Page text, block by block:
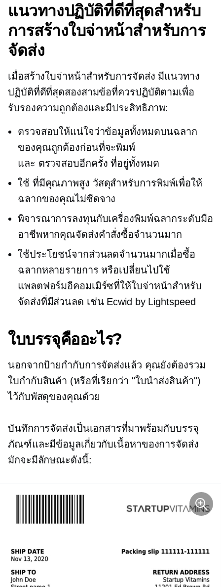
แนวทางปฏิบัติที่ดีที่สุดสำหรับ
การสร้างใบจ่าหน้าสำหรับการ
จัดส่ง
เมื่อสร้างใบจ่าหน้าสำหรับการจัดส่ง มีแนวทาง
ปฏิบัติที่ดีที่สุดสองสามข้อที่ควรปฏิบัติตามเพื่อ
รับรองความถูกต้องและมีประสิทธิภาพ:
ตรวจสอบให้แน่ใจว่าข้อมูลทั้งหมดบนฉลาก
ของคุณถูกต้องก่อนที่จะพิมพ์
และ ตรวจสอบอีกครั้ง ที่อยู่ทั้งหมด
ใช้ ที่มีคุณภาพสูง วัสดุสำหรับการพิมพ์เพื่อให้
ฉลากของคุณไม่ซีดจาง
พิจารณาการลงทุนกับเครื่องพิมพ์ฉลากระดับมือ
อาชีพหากคุณจัดส่งคำสั่งซื้อจำนวนมาก
ใช้ประโยชน์จากส่วนลดจำนวนมากเมื่อซื้อ
ฉลากหลายรายการ หรือเปลี่ยนไปใช้
แพลตฟอร์มอีคอมเมิร์ซที่ให้ใบจ่าหน้าสำหรับ
จัดส่งที่มีส่วนลด เช่น Ecwid by Lightspeed
ใบบรรจุคืออะไร?
นอกจากป้ายกำกับการจัดส่งแล้ว คุณยังต้องรวม
ใบกำกับสินค้า (หรือที่เรียกว่า "ใบนำส่งสินค้า")
ไว้กับพัสดุของคุณด้วย
บันทึกการจัดส่งเป็นเอกสารที่มาพร้อมกับบรรจุ
ภัณฑ์และมีข้อมูลเกี่ยวกับเนื้อหาของการจัดส่ง
มักจะมีลักษณะดังนี้: